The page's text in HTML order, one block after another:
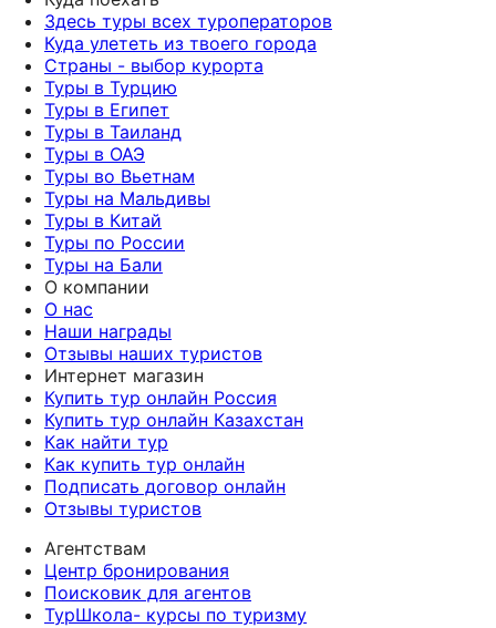
Здесь туры всех туроператоров
Куда улететь из твоего города
Страны - выбор курорта
Туры в Турцию
Туры в Египет
Туры в Таиланд
Туры в ОАЭ
Туры во Вьетнам
Туры на Мальдивы
Туры в Китай
Туры по России
Туры на Бали
О компании
О нас
Наши награды
Отзывы наших туристов
Интернет магазин
Купить тур онлайн Россия
Купить тур онлайн Казахстан
Как найти тур
Как купить тур онлайн
Подписать договор онлайн
Отзывы туристов
Агентствам
Центр бронирования
Поисковик для агентов
ТурШкола- курсы по туризму